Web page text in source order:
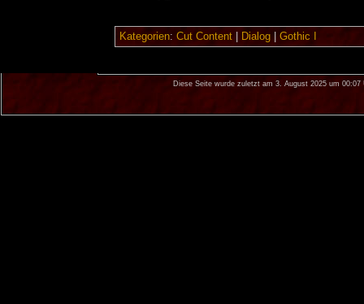
Kategorien: Cut Content| Dialog| Gothic I
Diese Seite wurde zuletzt am 3. August 2025 um 00:07